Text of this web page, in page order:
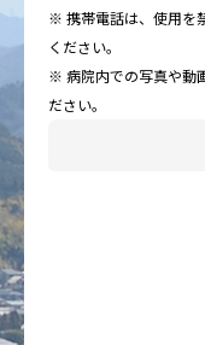
※ 携帯電話は、使用を
ください。
※ 病院内での写真や動
ださい。